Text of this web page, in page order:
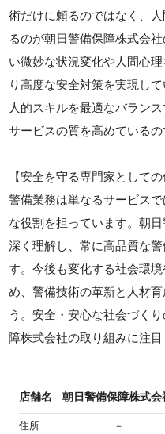
術だけに頼るのではなく、
るのが朝日警備保障株式会
い微妙な状況変化や人間心
り高度な安全対策を実現し
人的スキルを最適なバラン
サービスの質を高めているの
【安全を守る専門家としての
警備業務は単なるサービス
な役割を担っています。朝
深く理解し、常に高品質な
す。今後も変化する社会環
め、警備技術の革新と人材
う。安全・安心な社会づく
障株式会社の取り組みに注目
店舗名 朝日警備保障株式会
住所 －